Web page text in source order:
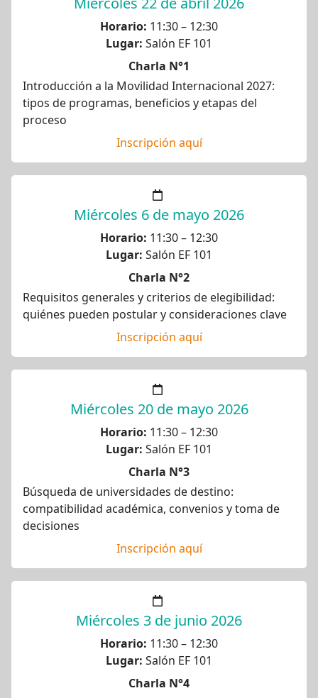
Horario: 11:30 – 12:30
Lugar: Salón EF 101
Charla N°1
Introducción a la Movilidad Internacional 2027:
tipos de programas, beneficios y etapas del
proceso
Inscripción aquí
Miércoles 6 de mayo 2026
Horario: 11:30 – 12:30
Lugar: Salón EF 101
Charla N°2
Requisitos generales y criterios de elegibilidad:
quiénes pueden postular y consideraciones clave
Inscripción aquí
Miércoles 20 de mayo 2026
Horario: 11:30 – 12:30
Lugar: Salón EF 101
Charla N°3
Búsqueda de universidades de destino:
compatibilidad académica, convenios y toma de
decisiones
Inscripción aquí
Miércoles 3 de junio 2026
Horario: 11:30 – 12:30
Lugar: Salón EF 101
Charla N°4